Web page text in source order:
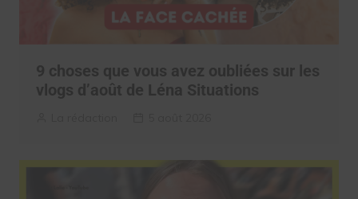
9 choses que vous avez oubliées sur les
vlogs d’août de Léna Situations